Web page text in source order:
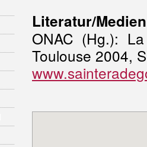
Literatur/Medien
ONAC (Hg.):
Toulouse 2004,